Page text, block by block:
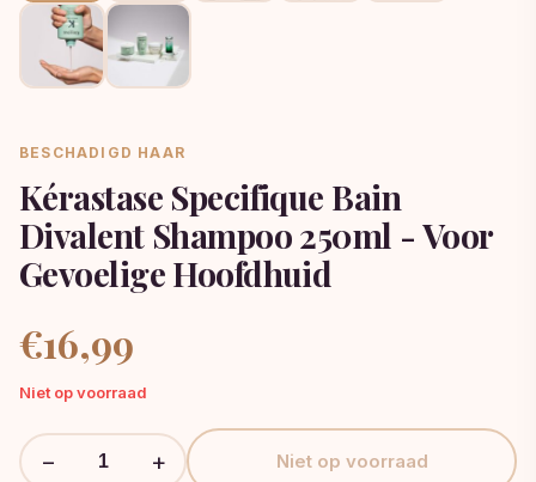
BESCHADIGD HAAR
Kérastase Specifique Bain
Divalent Shampoo 250ml - Voor
Gevoelige Hoofdhuid
€16,99
Niet op voorraad
− + Niet op voorraad